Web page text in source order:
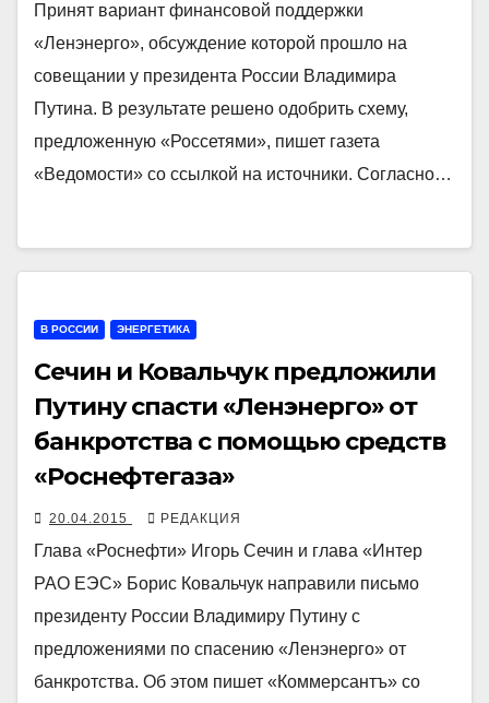
Принят вариант финансовой поддержки
«Ленэнерго», обсуждение которой прошло на
совещании у президента России Владимира
Путина. В результате решено одобрить схему,
предложенную «Россетями», пишет газета
«Ведомости» со ссылкой на источники. Согласно…
В РОССИИ ЭНЕРГЕТИКА
Сечин и Ковальчук предложили
Путину спасти «Ленэнерго» от
банкротства с помощью средств
«Роснефтегаза»
20.04.2015 РЕДАКЦИЯ
Глава «Роснефти» Игорь Сечин и глава «Интер
РАО ЕЭС» Борис Ковальчук направили письмо
президенту России Владимиру Путину с
предложениями по спасению «Ленэнерго» от
банкротства. Об этом пишет «Коммерсантъ» со